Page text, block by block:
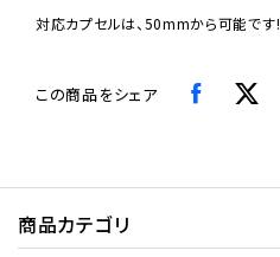
対応カプセルは、50mmから可能です!
この商品をシェア
商品カテゴリ